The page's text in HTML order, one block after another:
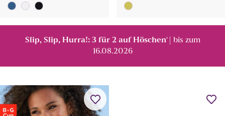
Slip, Slip, Hurra!: 3 für 2 auf Höschen¹
| bis zum
16.08.2026